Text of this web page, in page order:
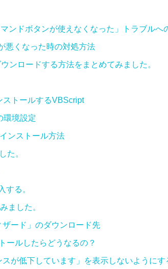
ンドボタンが使えなくなった」トラブルへ
悪くなった時の対処方法
ンロードする方法をまとめてみました。
ストールするVBScript
環境設定
ンストール方法
た。
する。
ました。
ザード」のダウンロード先
ールしたらどうなるの？
が低下しています」を表示しないようにす